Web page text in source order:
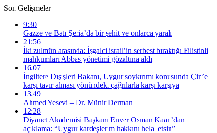
Son Gelişmeler
9:30
Gazze ve Batı Şeria’da bir şehit ve onlarca yaralı
21:56
İki zulmün arasında: İşgalci israil’in serbest bıraktığı Filistinli
mahkumları Abbas yönetimi gözaltına aldı
16:07
İngiltere Dışişleri Bakanı, Uygur soykırımı konusunda Çin’e
karşı tavır alması yönündeki çağrılarla karşı karşıya
13:49
Ahmed Yesevi – Dr. Münir Derman
12:28
Diyanet Akademisi Başkanı Enver Osman Kaan’dan
açıklama: “Uygur kardeşlerim hakkını helal etsin”